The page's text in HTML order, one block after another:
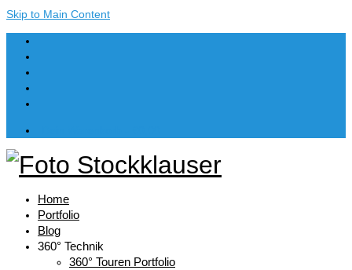
Skip to Main Content
Home
Portfolio
Blog
360° Technik
360° Touren Portfolio